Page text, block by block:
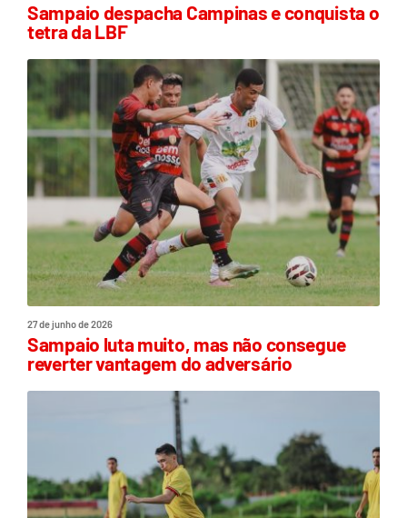
Sampaio despacha Campinas e conquista o
tetra da LBF
27 de junho de 2026
Sampaio luta muito, mas não consegue
reverter vantagem do adversário